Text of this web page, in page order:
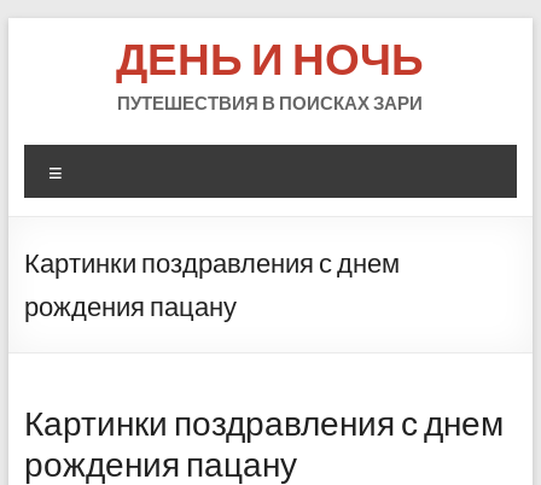
ДЕНЬ И НОЧЬ
ПУТЕШЕСТВИЯ В ПОИСКАХ ЗАРИ
Картинки поздравления с днем
рождения пацану
Картинки поздравления с днем
рождения пацану